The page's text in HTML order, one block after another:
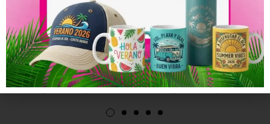
Roll Up para Bodas
Diseño 8
32,00€-154,00€
Roll Up para Comunión
Diseño 1
32,00€-154,00€